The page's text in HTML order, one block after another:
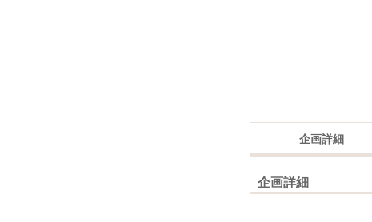
企画詳細
企画詳細